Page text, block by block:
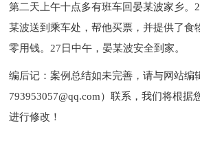
第二天上午十点多有班车回晏某波家乡。
某波送到乘车处，帮他买票，并提供了食
零用钱。 27日中午，晏某波安全到家。
编后记：案例总结如未完善，请与网站编
793953057@qq.com）联系，我们将根据
进行修改！